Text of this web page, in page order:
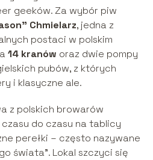
geeków. Za wybór piw
Chmielarz, jedna z
postaci w polskim
14 kranów oraz dwie pompy
pubów, z których
i klasyczne ale.
z polskich browarów
do czasu na tablicy
perełki – często nazywane
świata”. Lokal szczyci się